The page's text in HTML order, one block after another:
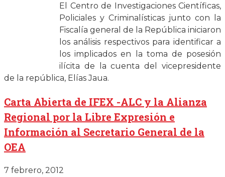
El Centro de Investigaciones Científicas,
Policiales y Criminalísticas junto con la
Fiscalía general de la República iniciaron
los análisis respectivos para identificar a
los implicados en la toma de posesión
ilícita de la cuenta del vicepresidente
de la república, Elías Jaua.
Carta Abierta de IFEX -ALC y la Alianza
Regional por la Libre Expresión e
Información al Secretario General de la
OEA
7 febrero, 2012